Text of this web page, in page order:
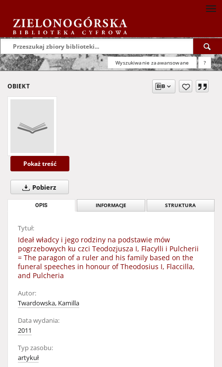
Wyszukiwanie zaawansowane ?
OBIEKT
Pokaż treść
Pobierz
OPIS INFORMACJE STRUKTURA
Tytuł:
Ideał władcy i jego rodziny na podstawie mów
pogrzebowych ku czci Teodozjusza I, Flacylli i Pulcherii
= The paragon of a ruler and his family based on the
funeral speeches in honour of Theodosius I, Flaccilla,
and Pulcheria
Autor:
Twardowska, Kamilla
Data wydania:
2011
Typ zasobu:
artykuł